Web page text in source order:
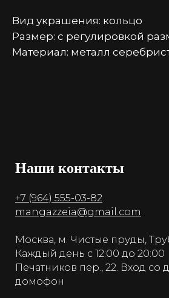
Вид украшения: кольцо
Размер: с регулировкой
Материал: металл
Наши контакты
+7 (964) 555-03-82
mangazzeia@gmail.com
Москва, м. Чистые пруды,
Каждый день с 12:00 до 20:00
Печатников пер., 22. Вход со
домофон